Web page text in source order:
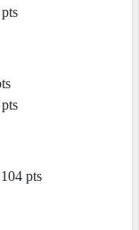
53 pts
97 pts
34 pts
pts